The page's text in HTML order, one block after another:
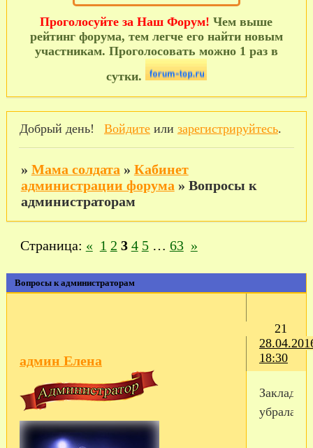
Проголосуйте за Наш Форум! Чем выше
рейтинг форума, тем легче его найти новым
участникам. Проголосовать можно 1 раз в
сутки.
Добрый день! Войдитеили зарегистрируйтесь.
» Мама солдата » Кабинет
администрации форума » Вопросы к
администраторам
Вопросы к администраторам
Страница: « 1 2 3 4 5 … 63 »
21
18:30
админ Елена
Закладки
убрала....